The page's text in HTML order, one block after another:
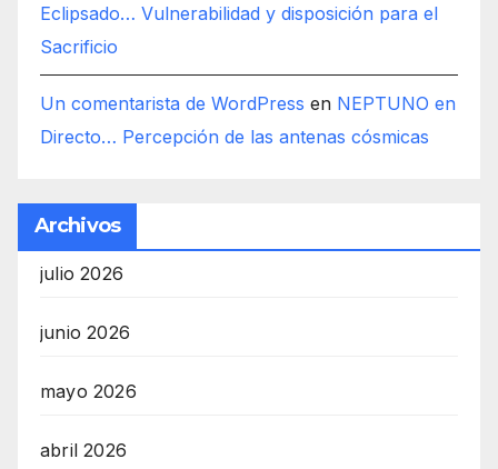
Eclipsado… Vulnerabilidad y disposición para el
Sacrificio
Un comentarista de WordPress en NEPTUNO en
Directo… Percepción de las antenas cósmicas
Archivos
julio 2026
junio 2026
mayo 2026
abril 2026